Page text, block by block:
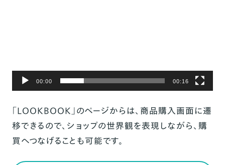
00:00 00:16
「LOOKBOOK」のページからは、商品購入画面に遷
移できるので、ショップの世界観を表現しながら、購
買へつなげることも可能です。